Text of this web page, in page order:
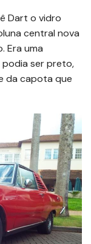
Dart o vidro
central nova
Era uma
podia ser preto,
da capota que